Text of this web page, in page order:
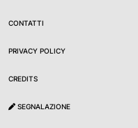
CONTATTI
PRIVACY POLICY
CREDITS
SEGNALAZIONE